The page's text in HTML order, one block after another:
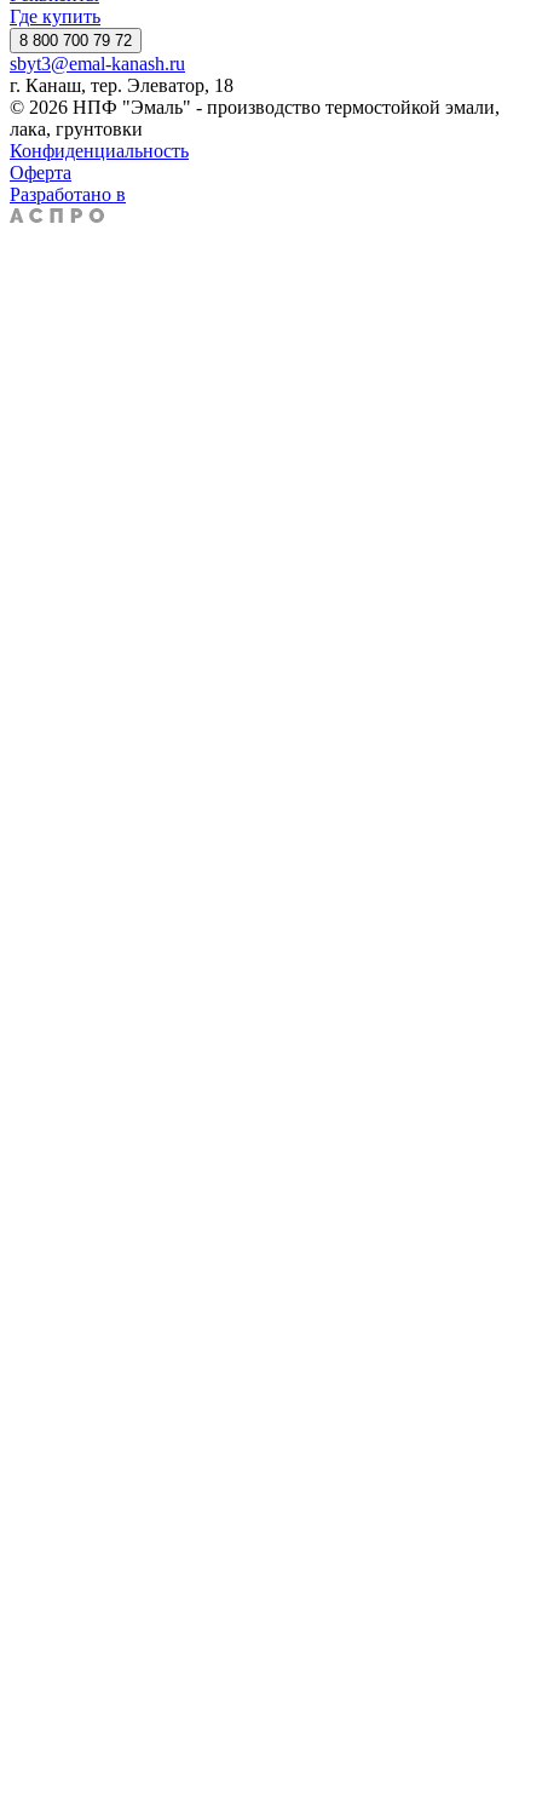
Где купить
8 800 700 79 72
sbyt3@emal-kanash.ru
г. Канаш, тер. Элеватор, 18
© 2026 НПФ "Эмаль" - производство термостойкой эмали,
лака, грунтовки
Конфиденциальность
Оферта
Разработано в